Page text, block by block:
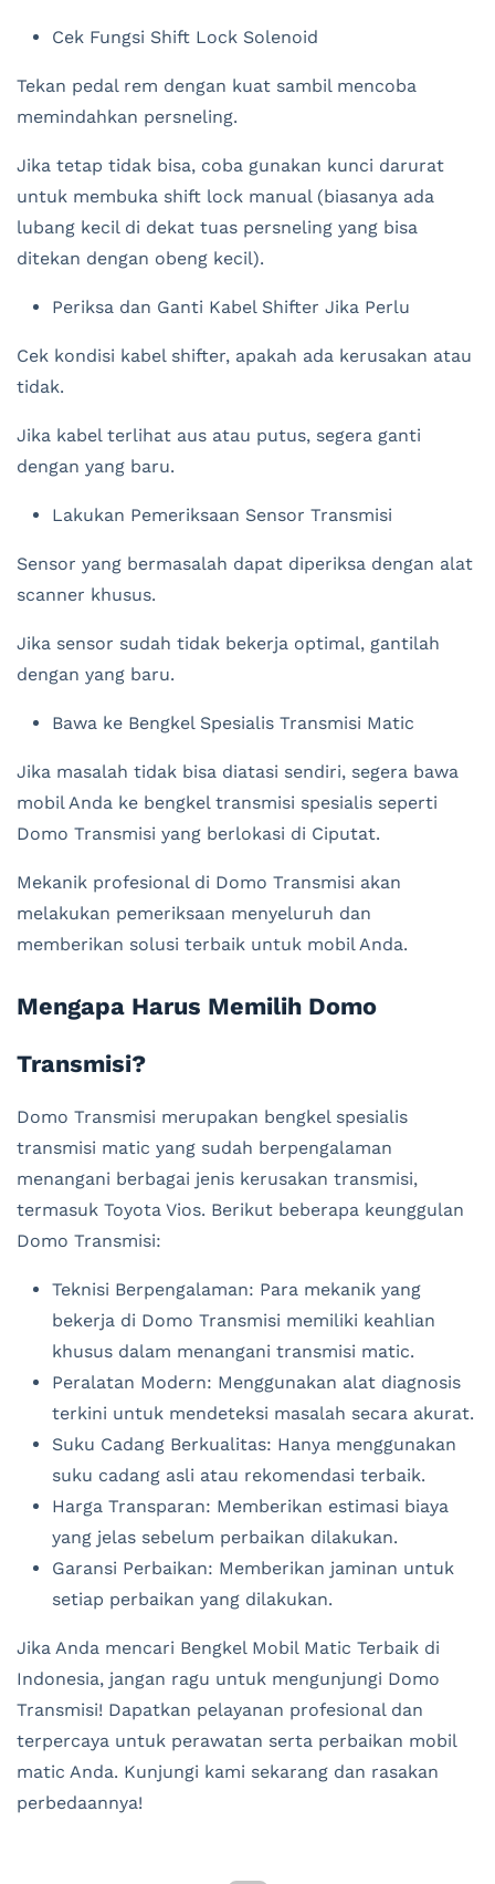
Cek Fungsi Shift Lock Solenoid
Tekan pedal rem dengan kuat sambil mencoba
memindahkan persneling.
Jika tetap tidak bisa, coba gunakan kunci darurat
untuk membuka shift lock manual (biasanya ada
lubang kecil di dekat tuas persneling yang bisa
ditekan dengan obeng kecil).
Periksa dan Ganti Kabel Shifter Jika Perlu
Cek kondisi kabel shifter, apakah ada kerusakan atau
tidak.
Jika kabel terlihat aus atau putus, segera ganti
dengan yang baru.
Lakukan Pemeriksaan Sensor Transmisi
Sensor yang bermasalah dapat diperiksa dengan alat
scanner khusus.
Jika sensor sudah tidak bekerja optimal, gantilah
dengan yang baru.
Bawa ke Bengkel Spesialis Transmisi Matic
Jika masalah tidak bisa diatasi sendiri, segera bawa
mobil Anda ke bengkel transmisi spesialis seperti
Domo Transmisi yang berlokasi di Ciputat.
Mekanik profesional di Domo Transmisi akan
melakukan pemeriksaan menyeluruh dan
memberikan solusi terbaik untuk mobil Anda.
Mengapa Harus Memilih Domo
Transmisi?
Domo Transmisi merupakan bengkel spesialis
transmisi matic yang sudah berpengalaman
menangani berbagai jenis kerusakan transmisi,
termasuk Toyota Vios. Berikut beberapa keunggulan
Domo Transmisi:
Teknisi Berpengalaman: Para mekanik yang
bekerja di Domo Transmisi memiliki keahlian
khusus dalam menangani transmisi matic.
Peralatan Modern: Menggunakan alat diagnosis
terkini untuk mendeteksi masalah secara akurat.
Suku Cadang Berkualitas: Hanya menggunakan
suku cadang asli atau rekomendasi terbaik.
Harga Transparan: Memberikan estimasi biaya
yang jelas sebelum perbaikan dilakukan.
Garansi Perbaikan: Memberikan jaminan untuk
setiap perbaikan yang dilakukan.
Jika Anda mencari Bengkel Mobil Matic Terbaik di
Indonesia, jangan ragu untuk mengunjungi Domo
Transmisi! Dapatkan pelayanan profesional dan
terpercaya untuk perawatan serta perbaikan mobil
matic Anda. Kunjungi kami sekarang dan rasakan
perbedaannya!